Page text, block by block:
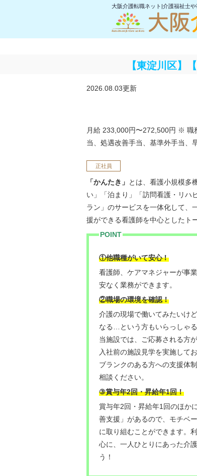
大阪介護転職ネット|介護福祉士
【東淀川区】
2026.08.03更新
月給 233,000円〜272,500円 ※ 職
当、処遇改善手当、基準外手当、
正社員
「かんたき」 とは、看護小規模多
い」「泊まり」「訪問看護・リハ
ラン」のサービスを一体化して、
援ができる看護師を中心としたト
POINT
①他職種がいて安心！
看護師、ケアマネジャーが事
安なく業務ができます。
②職場の環境を確認！
介護の現場で働いてみたいけ
なる…という方もいらっしゃ
当施設では、ご応募される方
入社前の施設見学を実施して
ブランクのある方への支援体
相談ください。
③賞与年2回・昇給年1回！
賞与年2回・昇給年1回のほか
善支援」があるので、モチベ
に取り組むことができます。
心に、一人ひとりにあった介
う！